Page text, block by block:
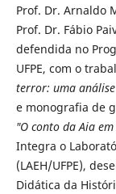
Prof. Dr. Arnaldo
Prof. Dr. Fábio
defendida no
UFPE, com o
terror: uma
e monografia de
"O conto da Aia
Integra o
(LAEH/UFPE),
Didática da